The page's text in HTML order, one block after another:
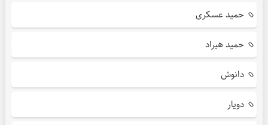
حمید عسکری
حمید هیراد
دانوش
دویار